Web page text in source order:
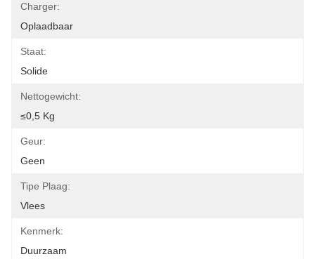
Charger:
Oplaadbaar
Staat:
Solide
Nettogewicht:
≤0,5 Kg
Geur:
Geen
Tipe Plaag:
Vlees
Kenmerk:
Duurzaam